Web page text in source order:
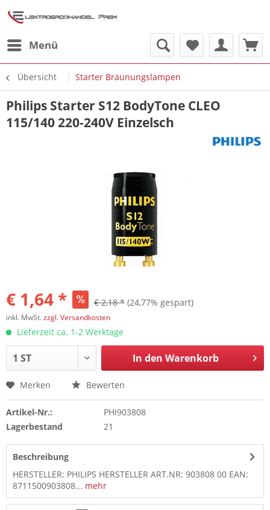
Menü
Übersicht Starter Bräunungslampen
Philips Starter S12 BodyTone CLEO
115/140 220-240V Einzelsch
€ 1,64 * € 2,18 * (24,77% gespart)
inkl. MwSt.zzgl. Versandkosten
Lieferzeit ca. 1-2 Werktage
In den Warenkorb
Merken Bewerten
Artikel-Nr.:
PHI903808
Lagerbestand
21
Beschreibung
HERSTELLER: PHILIPS HERSTELLER ART.NR: 903808 00 EAN:
8711500903808... mehr